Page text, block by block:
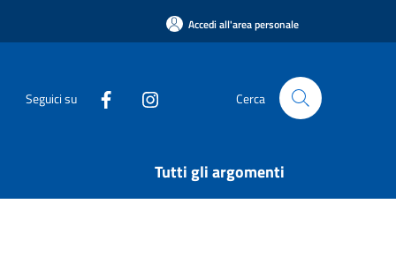
Accedi all'area personale
Seguici su Cerca
Tutti gli argomenti